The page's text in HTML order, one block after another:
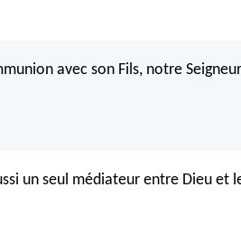
avec son Fils, notre
un seul médiateur entre Dieu et